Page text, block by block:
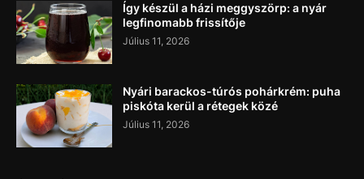
Így készül a házi meggyszörp: a nyár
legfinomabb frissítője
Július 11, 2026
Nyári barackos-túrós pohárkrém: puha
piskóta kerül a rétegek közé
Július 11, 2026